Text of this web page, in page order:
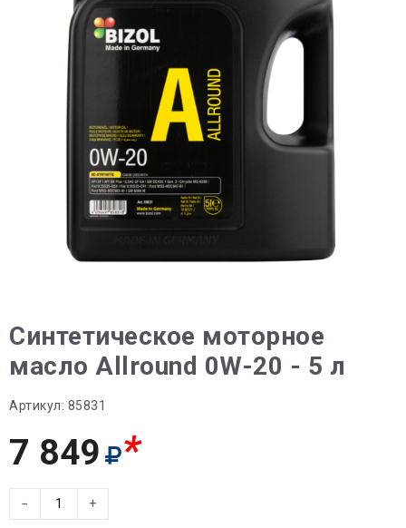
Синтетическое моторное
масло Allround 0W-20 - 5 л
Артикул: 85831
7 849 *
− +